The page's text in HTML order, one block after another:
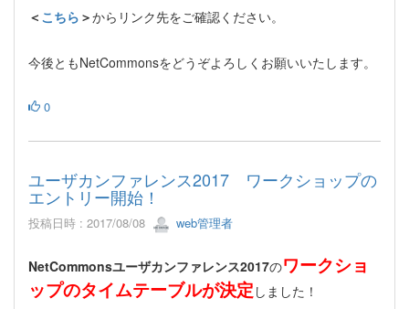
＜ こちら ＞からリンク先をご確認ください。
今後ともNetCommonsをどうぞよろしくお願いいたします。
0
ユーザカンファレンス2017 ワークショップの
エントリー開始！
投稿日時 : 2017/08/08 web管理者
NetCommonsユーザカンファレンス2017のワークショ
ップのタイムテーブルが決定 しました！